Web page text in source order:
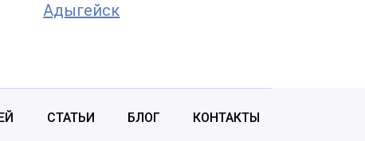
Адыгейск
СТАТЬИ БЛОГ КОНТАКТЫ